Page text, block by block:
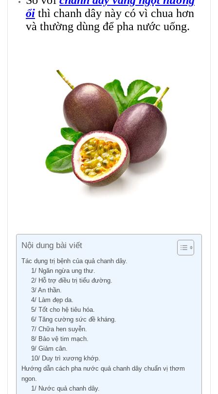
ổi thì chanh dây này có vì chua hơn
và thường dùng để pha nước uống.
Nội dung bài viết
Tác dụng trị bệnh của quả chanh dây.
1/ Ngăn ngừa ung thư.
2/ Hỗ trợ điều trị tiểu đường.
3/ An thần.
4/ Làm đẹp da.
5/ Tốt cho hệ tiêu hóa.
6/ Tăng cường sức đề kháng.
7/ Chữa hen suyễn.
8/ Bảo vệ tim mạch.
9/ Giảm cân.
10/ Duy trì xương khớp.
Hướng dẫn cách pha nước quả chanh dây chuẩn vị thơm
ngon.
1/ Nước quả chanh dây.